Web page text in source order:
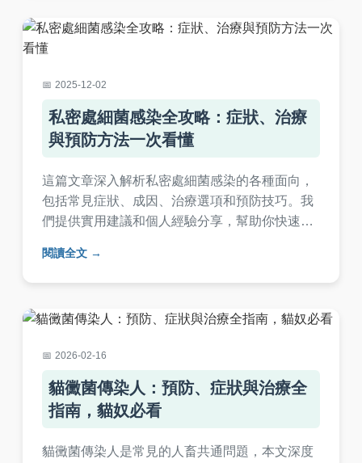
2025-12-02
私密處細菌感染全攻略：症狀、治療
與預防方法一次看懂
這篇文章深入解析私密處細菌感染的各種面向，
包括常見症狀、成因、治療選項和預防技巧。我
們提供實用建議和個人經驗分享，幫助你快速了
涵蓋醫生推薦的治療方法、日常保健清單，以及
常見問題解答，適合所有關注女性健康的讀者。
閱讀全文
2026-02-16
貓黴菌傳染人：預防、症狀與治療全
指南，貓奴必看
貓黴菌傳染人是常見的人畜共通問題，本文深度